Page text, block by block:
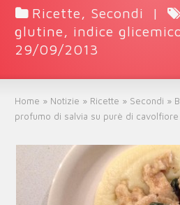
Ricette, Secondi |
glutine, indice
29/09/2013
Home » Notizie » Ricette » Secondi »
profumo di salvia su purè di cavolfiore